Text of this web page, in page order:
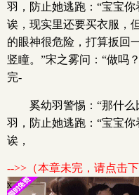
羽，防止她逃跑：“宝宝
诶，现实里还要买衣服，
的眼神很危险，打算扳回
竖瞳。”宋之雾问：“做吗
完-
奚幼羽警惕：“那什
羽，防止她逃跑：“宝宝
诶，
-->>（本章未完，请点击
x